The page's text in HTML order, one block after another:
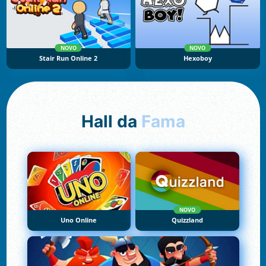
NOVO
Stair Run Online 2
NOVO
Hexoboy
Hall da Fama
Uno Online
NOVO
Quizzland